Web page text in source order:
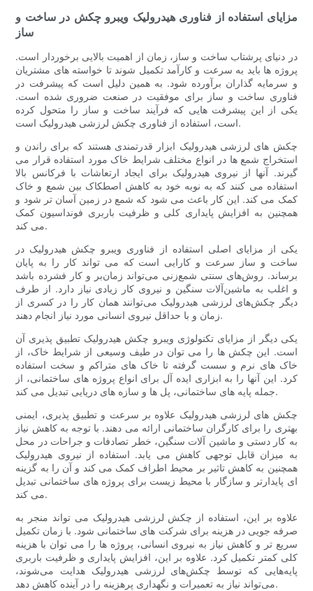
مزایای استفاده از فناوری هیدرولیک ویبرو چکش در ساخت و
ساز
در دنیای پرشتاب ساخت و ساز، زمان از اهمیت بالایی برخوردار است.
پروژه ها باید به سرعت و کارآمد تکمیل شوند تا خواسته های مشتریان
و سرمایه گذاران برآورده شود. به همین دلیل است که پیشرفت در
فناوری ساخت و ساز برای موفقیت در صنعت ضروری شده است.
یکی از این پیشرفت هایی که فرآیند ساخت و ساز را متحول کرده
است، استفاده از فناوری چکش لرزشی هیدرولیک است.
چکش های لرزشی هیدرولیک ابزار قدرتمندی هستند که برای راندن و
استخراج شمع ها در انواع مختلف شرایط خاک مورد استفاده قرار می
گیرند. آنها از نیروی هیدرولیک برای ایجاد ارتعاشات با فرکانس بالا
استفاده می کنند که به نوبه خود به کاهش اصطکاک بین شمع و خاک
کمک می کند. این کار باعث می شود که شمع در زمین آسان تر شود و
همچنین به افزایش پایداری کلی و ظرفیت باربری فونداسیون کمک
می کند.
یکی از مزایای اصلی استفاده از فناوری ویبرو چکش هیدرولیک در
ساخت و ساز سرعت و کارایی است که می تواند کار را به پایان
برساند. روش‌های سنتی شمع‌زنی می‌تواند زمان‌بر و کار فشرده باشد
و اغلب به ماشین‌آلات سنگین و نیروی کار زیادی نیاز دارد. از طرف
دیگر چکش‌های لرزشی هیدرولیک می‌توانند همان کار را در کسری از
زمان و با حداقل نیروی انسانی مورد نیاز انجام دهند.
یکی دیگر از مزایای تکنولوژی ویبرو چکش هیدرولیک تطبیق پذیری آن
است. این چکش ها را می توان در طیف وسیعی از شرایط خاک، از
خاک های نرم و سست گرفته تا خاک های متراکم و سخت استفاده
کرد. این آنها را به ابزاری ایده آل برای انواع پروژه های ساختمانی، از
جمله پایه های ساختمانی، پل ها و سازه های دریایی تبدیل می کند.
چکش های لرزشی هیدرولیک علاوه بر سرعت و تطبیق پذیری، ایمنی
بهتری را برای کارگران ساختمانی ارائه می دهند. با توجه به کاهش نیاز
به کار دستی و ماشین آلات سنگین، خطر تصادفات و جراحات در محل
به میزان قابل توجهی کاهش می یابد. استفاده از نیروی هیدرولیک
همچنین به کاهش تاثیر بر محیط اطراف کمک می کند و آن را به گزینه
ای پایدارتر و سازگار با محیط زیست برای پروژه های ساختمانی تبدیل
می کند.
علاوه بر این، استفاده از چکش لرزشی هیدرولیک می تواند منجر به
صرفه جویی در هزینه برای شرکت های ساختمانی شود. با زمان تکمیل
سریع تر و کاهش نیاز به نیروی انسانی، پروژه ها را می توان با هزینه
کلی کمتر تکمیل کرد. علاوه بر این، افزایش پایداری و ظرفیت باربری
پایه‌هایی که توسط چکش‌های لرزشی هیدرولیک هدایت می‌شوند،
می‌تواند نیاز به تعمیرات و نگهداری پرهزینه را در آینده کاهش دهد.